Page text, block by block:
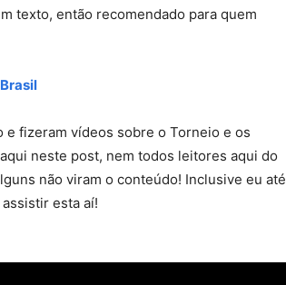
texto, então recomendado para quem
e fizeram vídeos sobre o Torneio e os
neste post, nem todos leitores aqui do
não viram o conteúdo! Inclusive eu até
esta aí!